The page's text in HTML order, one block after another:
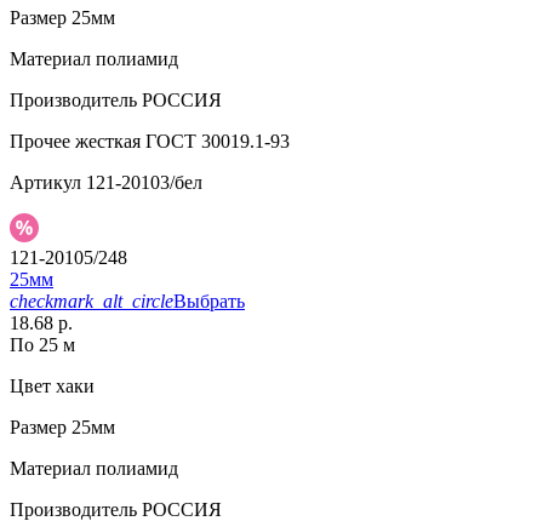
Размер 25мм
Материал полиамид
Производитель РОССИЯ
Прочее жесткая ГОСТ 30019.1-93
Артикул 121-20103/бел
121-20105/248
25мм
checkmark_alt_circleВыбрать
18.68 р.
По 25 м
Цвет хаки
Размер 25мм
Материал полиамид
Производитель РОССИЯ